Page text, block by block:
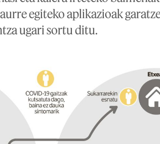
egiteko aplikazioak
ugari sortu ditu.